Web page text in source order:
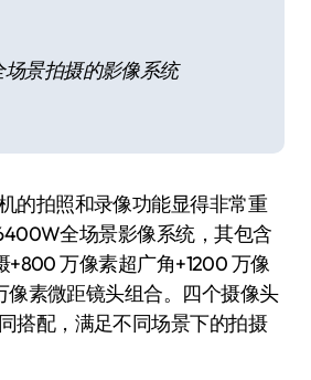
场景拍摄的影像系统
的拍照和录像功能显得非常重
全场景影像系统，其包含
万像素超广角+1200 万像
像素微距镜头组合。四个摄像头
搭配，满足不同场景下的拍摄